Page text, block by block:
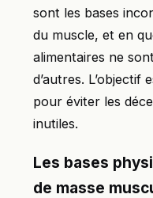
sont les bases
du muscle, et en
alimentaires ne
d’autres.
pour éviter les
inutiles.
Les bases
de masse